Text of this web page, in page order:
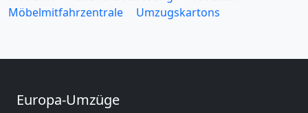
Möbelmitfahrzentrale
Umzugskartons
Europa-Umzüge